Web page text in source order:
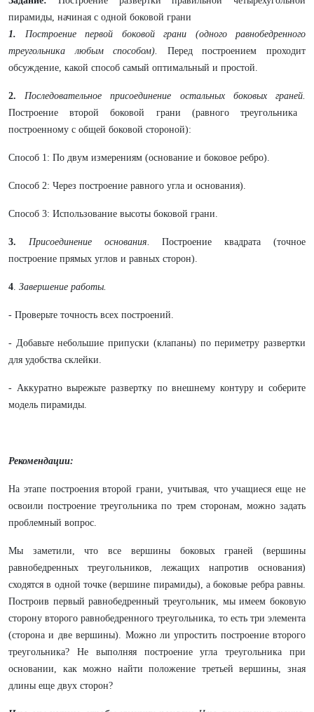
пирамиды, начиная с одной боковой грани
1. Построение первой боковой грани (одного равнобедренного
треугольника любым способом).
Перед построением проходит
обсуждение, какой способ самый оптимальный и простой.
2.
Последовательное присоединение остальных боковых граней.
Построение второй боковой грани (равного треугольника
построенному с общей боковой стороной):
Способ 1: По двум измерениям (основание и боковое ребро).
Способ 2: Через построение равного угла и основания).
Способ 3: Использование высоты боковой грани.
3. Присоединение основания.Построение квадрата (точное
построение прямых углов и равных сторон).
4. Завершение работы.
- Проверьте точность всех построений.
- Добавьте небольшие припуски (клапаны) по периметру развертки
для удобства склейки.
- Аккуратно вырежьте развертку по внешнему контуру и соберите
модель пирамиды.
Рекомендации:
На этапе построения второй грани, учитывая, что учащиеся еще не
освоили построение треугольника по трем сторонам, можно задать
проблемный вопрос.
Мы заметили, что все вершины боковых граней (вершины
равнобедренных треугольников, лежащих напротив основания)
сходятся в одной точке (вершине пирамиды), а боковые ребра равны.
Построив первый равнобедренный треугольник, мы имеем боковую
сторону второго равнобедренного треугольника, то есть три элемента
(сторона и две вершины). Можно ли упростить построение второго
треугольника? Не выполняя построение угла треугольника при
основании, как можно найти положение третьей вершины, зная
длины еще двух сторон?